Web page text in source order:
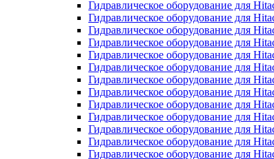
Гидравлическое оборудование для
Гидравлическое оборудование для
Гидравлическое оборудование для
Гидравлическое оборудование для
Гидравлическое оборудование для
Гидравлическое оборудование для
Гидравлическое оборудование для
Гидравлическое оборудование для
Гидравлическое оборудование для
Гидравлическое оборудование для
Гидравлическое оборудование для
Гидравлическое оборудование для
Гидравлическое оборудование для